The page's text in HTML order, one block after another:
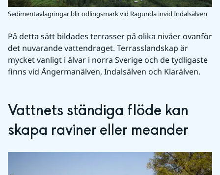
Sedimentavlagringar blir odlingsmark vid Ragunda invid Indalsälven
På detta sätt bildades terrasser på olika nivåer ovanför
det nuvarande vattendraget. Terrasslandskap är
mycket vanligt i älvar i norra Sverige och de tydligaste
finns vid Ångermanälven, Indalsälven och Klarälven.
Vattnets ständiga flöde kan
skapa raviner eller meander